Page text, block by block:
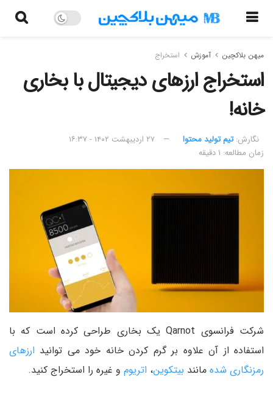
میهن بلاکچین آموزش استخراج
استخراج ارزهای دیجیتال با بخاری
خانه!
نگارش:‌ تیم تولید محتوا
۲۷ اردیبهشت ۱۴۰۲ - ۱۶:۳۷
زمان مطالعه: ۱ دقیقه
شرکت فرانسوی Qarnot یک بخاری طراحی کرده است که با
استفاده از آن علاوه بر گرم کردن خانه خود می توانید ارزهای
رمزنگاری شده مانند بیتکوین، اتریوم و غیره را استخراج کنید.